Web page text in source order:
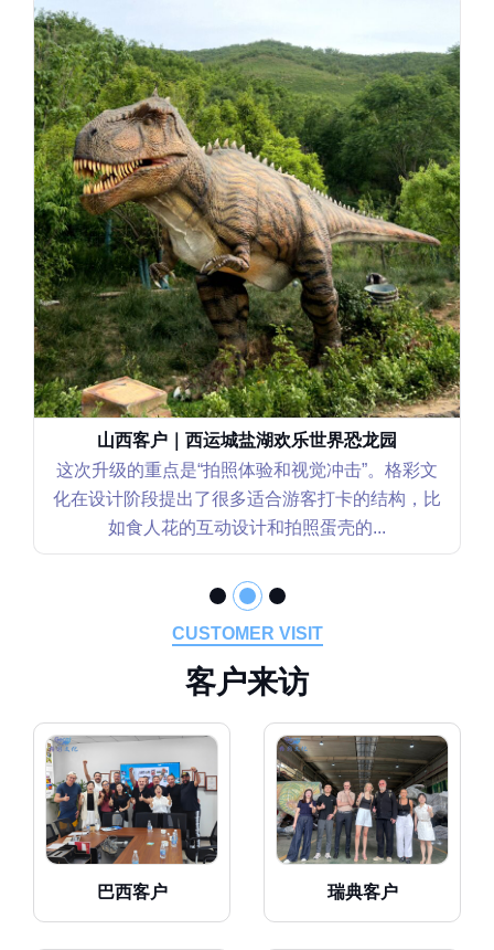
辽宁客户｜沈阳世博园恐龙花园
这个恐龙花园项目我们更关注“互动性和可持续运
营”。格彩文化在设计上不仅考虑视觉效果，还重
点强化了坐骑类互动装置的安全性和...
CUSTOMER VISIT
客户来访
巴西客户 瑞典客户